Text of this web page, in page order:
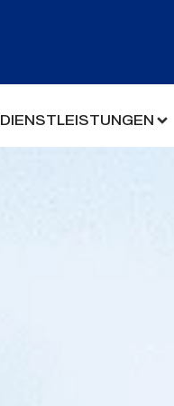
DIENSTLEISTUNGEN